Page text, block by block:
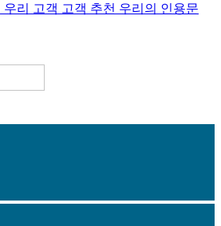
우리 고객 고객 추천 우리의 인용문